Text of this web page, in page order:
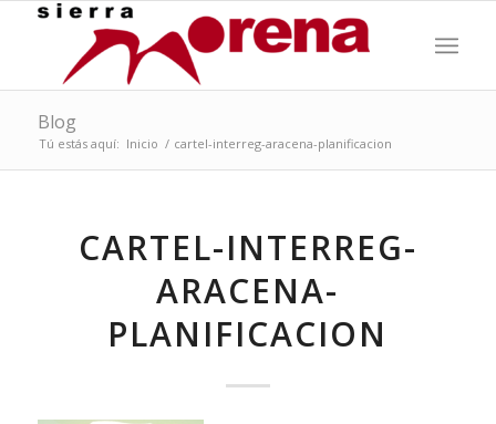
Blog
Tú estás aquí: Inicio / cartel-interreg-aracena-planificacion
CARTEL-INTERREG-
ARACENA-
PLANIFICACION